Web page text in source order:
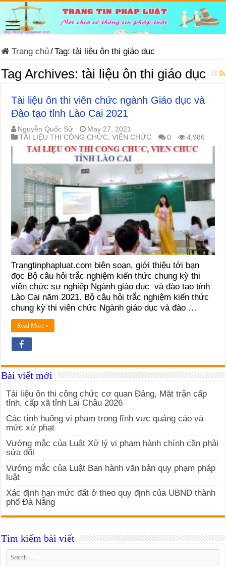
Trang chủ/Tag:tài liệu ôn thi giáo dục
Tag Archives:tài liệu ôn thi giáo dục
Tài liệu ôn thi viên chức ngành Giáo dục và
Đào tạo tỉnh Lào Cai 2021
Nguyễn Quốc Sử
May 27, 2021
TÀI LIỆU THI CÔNG CHỨC, VIÊN CHỨC
0 4,986
Trangtinphapluat.com biên soạn, giới thiệu tới bạn
đọc Bộ câu hỏi trắc nghiệm kiến thức chung kỳ thi
viên chức sự nghiệp Ngành giáo dục và đào tạo tỉnh
Lào Cai năm 2021. Bộ câu hỏi trắc nghiệm kiến thức
chung kỳ thi viên chức Ngành giáo dục và đào …
Read More »
Bài viết mới
Tài liệu ôn thi công chức cơ quan Đảng, Mặt trận cấp
tỉnh, cấp xã tỉnh Lai Châu 2026
Các tình huống vi phạm trong lĩnh vực quảng cáo và
mức xử phạt
Vướng mắc của Luật Xử lý vi phạm hành chính cần phải
sửa đổi
Vướng mắc của Luật Ban hành văn bản quy phạm pháp
luật
Xác định hạn mức đất ở theo quy định của UBND thành
phố Đà Nẵng
Tìm kiếm bài viết